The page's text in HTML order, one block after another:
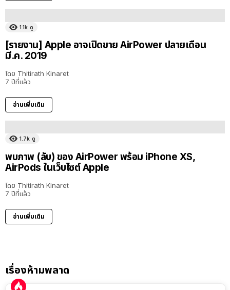
1.1k ดู
[รายงาน] Apple อาจเปิดขาย AirPower ปลายเดือน
มี.ค. 2019
โดย Thitirath Kinaret
7 ปีที่แล้ว
อ่านเพิ่มเติม
1.7k ดู
พบภาพ (ลับ) ของ AirPower พร้อม iPhone XS,
AirPods ในเว็บไซต์ Apple
โดย Thitirath Kinaret
7 ปีที่แล้ว
อ่านเพิ่มเติม
เรื่องห้ามพลาด